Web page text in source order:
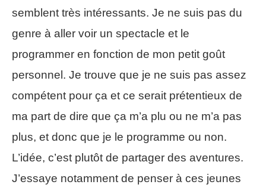
semblent très intéressants. Je ne suis pas du
genre à aller voir un spectacle et le
programmer en fonction de mon petit goût
personnel. Je trouve que je ne suis pas assez
compétent pour ça et ce serait prétentieux de
ma part de dire que ça m’a plu ou ne m’a pas
plus, et donc que je le programme ou non.
L’idée, c’est plutôt de partager des aventures.
J’essaye notamment de penser à ces jeunes